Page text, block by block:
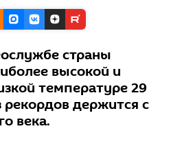
страны
высокой и
температуре 29
рекордов держится с
века.